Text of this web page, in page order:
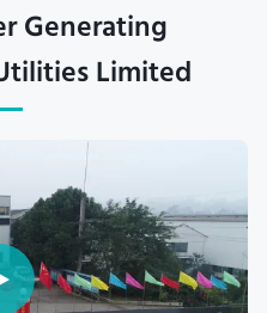
Generating
Limited